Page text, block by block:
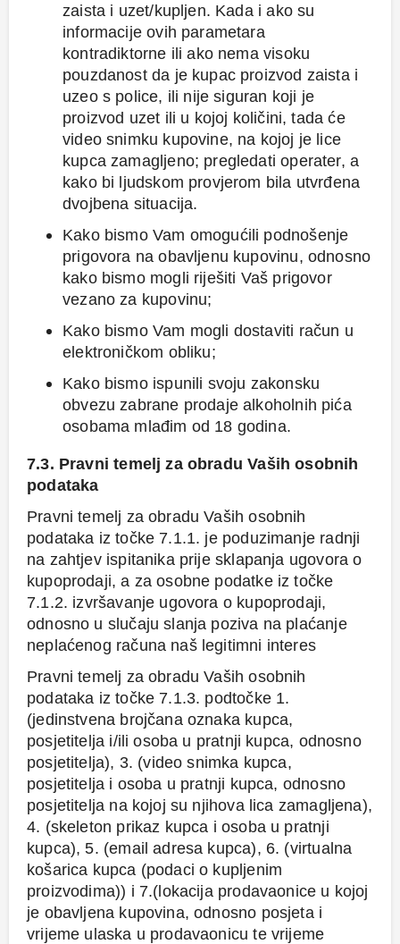
zaista i uzet/kupljen. Kada i ako su
informacije ovih parametara
kontradiktorne ili ako nema visoku
pouzdanost da je kupac proizvod zaista i
uzeo s police, ili nije siguran koji je
proizvod uzet ili u kojoj količini, tada će
video snimku kupovine, na kojoj je lice
kupca zamagljeno; pregledati operater, a
kako bi ljudskom provjerom bila utvrđena
dvojbena situacija.
Kako bismo Vam omogućili podnošenje
prigovora na obavljenu kupovinu, odnosno
kako bismo mogli riješiti Vaš prigovor
vezano za kupovinu;
Kako bismo Vam mogli dostaviti račun u
elektroničkom obliku;
Kako bismo ispunili svoju zakonsku
obvezu zabrane prodaje alkoholnih pića
osobama mlađim od 18 godina.
7.3. Pravni temelj za obradu Vaših osobnih
podataka
Pravni temelj za obradu Vaših osobnih
podataka iz točke 7.1.1. je poduzimanje radnji
na zahtjev ispitanika prije sklapanja ugovora o
kupoprodaji, a za osobne podatke iz točke
7.1.2. izvršavanje ugovora o kupoprodaji,
odnosno u slučaju slanja poziva na plaćanje
neplaćenog računa naš legitimni interes
Pravni temelj za obradu Vaših osobnih
podataka iz točke 7.1.3. podtočke 1.
(jedinstvena brojčana oznaka kupca,
posjetitelja i/ili osoba u pratnji kupca, odnosno
posjetitelja), 3. (video snimka kupca,
posjetitelja i osoba u pratnji kupca, odnosno
posjetitelja na kojoj su njihova lica zamagljena),
4. (skeleton prikaz kupca i osoba u pratnji
kupca), 5. (email adresa kupca), 6. (virtualna
košarica kupca (podaci o kupljenim
proizvodima)) i 7.(lokacija prodavaonice u kojoj
je obavljena kupovina, odnosno posjeta i
vrijeme ulaska u prodavaonicu te vrijeme